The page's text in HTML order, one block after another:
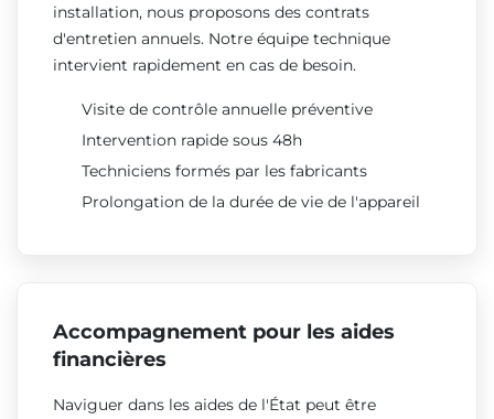
installation, nous proposons des contrats
d'entretien annuels. Notre équipe technique
intervient rapidement en cas de besoin.
Visite de contrôle annuelle préventive
Intervention rapide sous 48h
Techniciens formés par les fabricants
Prolongation de la durée de vie de l'appareil
Accompagnement pour les aides
financières
Naviguer dans les aides de l'État peut être